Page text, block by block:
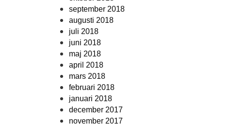
september 2018
augusti 2018
juli 2018
juni 2018
maj 2018
april 2018
mars 2018
februari 2018
januari 2018
december 2017
november 2017